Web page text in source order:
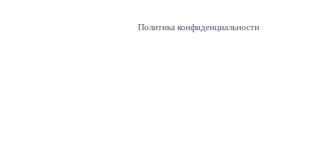
Политика конфиденциальности